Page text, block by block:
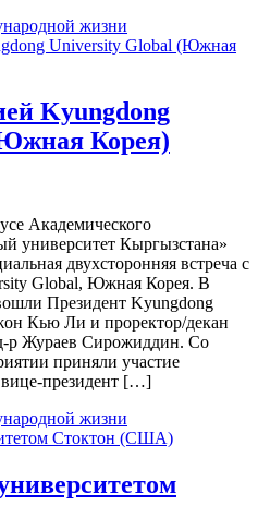
жизни
Kyungdong
Корея)
Академического
университет Кыргызстана»
двухсторонняя встреча с
Global, Южная Корея. В
Президент Kyungdong
Кью Ли и проректор/декан
р Жураев Сирожиддин. Со
приняли участие
президент […]
жизни